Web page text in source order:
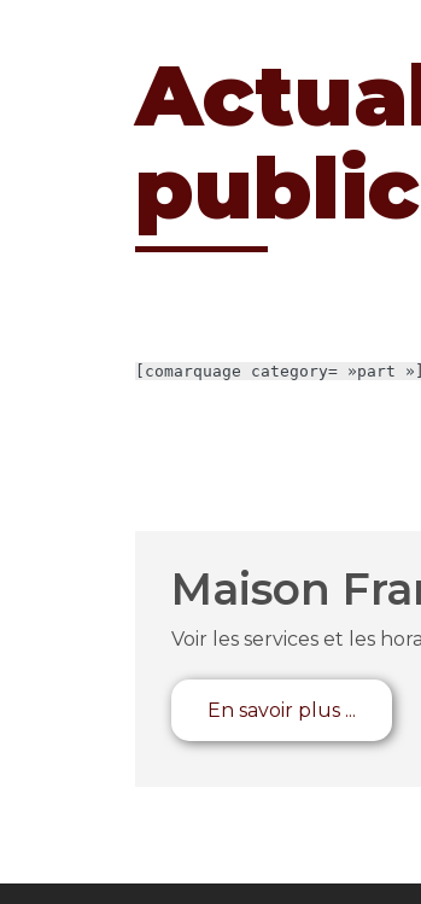
[comarquage category= »part »]
Maison
Voir les services et les
En savoir plus ...